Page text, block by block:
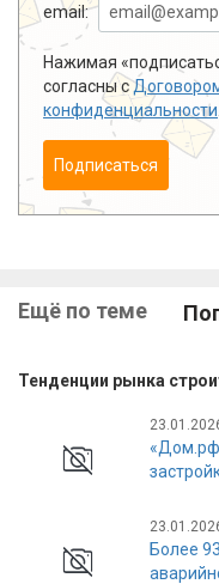
email:
Нажимая
согласны с
конфиденциальности
Подписаться
Ещё по теме
Тенденции рынка
Более